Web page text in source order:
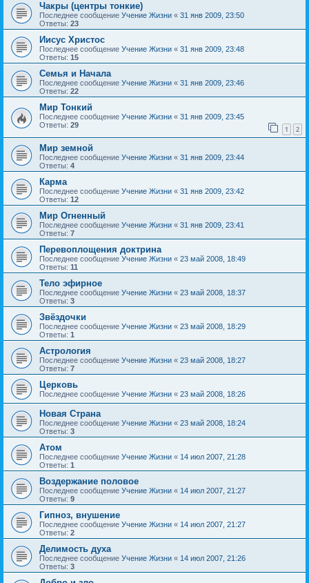
Чакры (центры тонкие)
Последнее сообщение Учение Жизни « 31 янв 2009, 23:50
Ответы: 23
Иисус Христос
Последнее сообщение Учение Жизни « 31 янв 2009, 23:48
Ответы: 15
Семья и Начала
Последнее сообщение Учение Жизни « 31 янв 2009, 23:46
Ответы: 22
Мир Тонкий
Последнее сообщение Учение Жизни « 31 янв 2009, 23:45
Ответы: 29 1 2
Мир земной
Последнее сообщение Учение Жизни « 31 янв 2009, 23:44
Ответы: 4
Карма
Последнее сообщение Учение Жизни « 31 янв 2009, 23:42
Ответы: 12
Мир Огненный
Последнее сообщение Учение Жизни « 31 янв 2009, 23:41
Ответы: 7
Перевоплощения доктрина
Последнее сообщение Учение Жизни « 23 май 2008, 18:49
Ответы: 11
Тело эфирное
Последнее сообщение Учение Жизни « 23 май 2008, 18:37
Ответы: 3
Звёздочки
Последнее сообщение Учение Жизни « 23 май 2008, 18:29
Ответы: 1
Астрология
Последнее сообщение Учение Жизни « 23 май 2008, 18:27
Ответы: 7
Церковь
Последнее сообщение Учение Жизни « 23 май 2008, 18:26
Новая Страна
Последнее сообщение Учение Жизни « 23 май 2008, 18:24
Ответы: 3
Атом
Последнее сообщение Учение Жизни « 14 июл 2007, 21:28
Ответы: 1
Воздержание половое
Последнее сообщение Учение Жизни « 14 июл 2007, 21:27
Ответы: 9
Гипноз, внушение
Последнее сообщение Учение Жизни « 14 июл 2007, 21:27
Ответы: 2
Делимость духа
Последнее сообщение Учение Жизни « 14 июл 2007, 21:26
Ответы: 3